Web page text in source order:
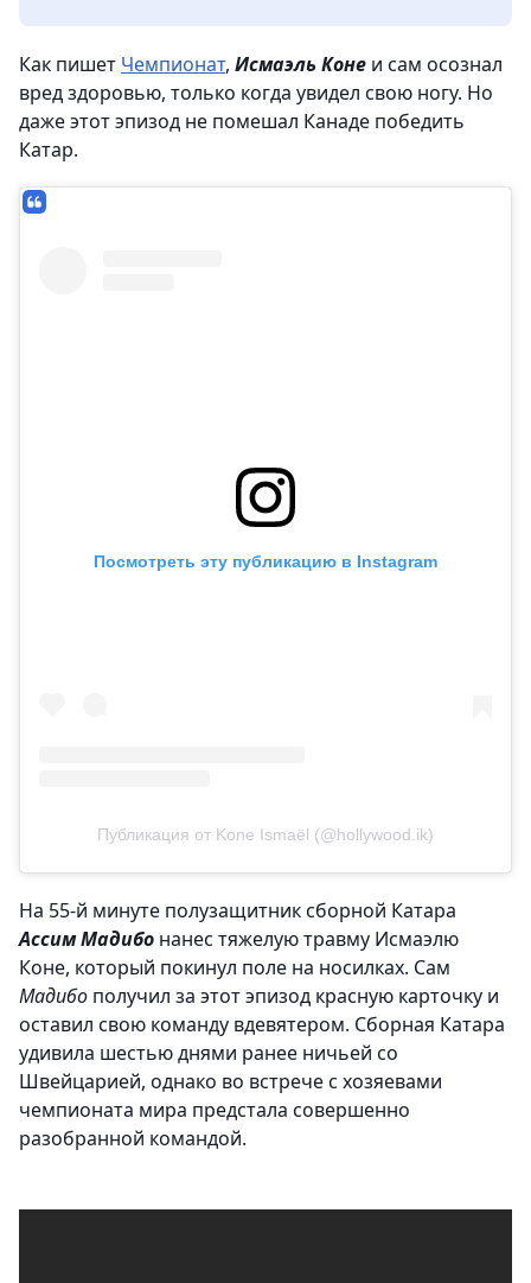
Как пишет Чемпионат, Исмаэль Коне и сам осознал
вред здоровью, только когда увидел свою ногу. Но
даже этот эпизод не помешал Канаде победить
Катар.
Посмотреть эту публикацию в Instagram
Публикация от Kone Ismaël (@hollywood.ik)
На 55-й минуте полузащитник сборной Катара
Ассим Мадибо нанес тяжелую травму Исмаэлю
Коне, который покинул поле на носилках. Сам
Мадибо получил за этот эпизод красную карточку и
оставил свою команду вдевятером. Сборная Катара
удивила шестью днями ранее ничьей со
Швейцарией, однако во встрече с хозяевами
чемпионата мира предстала совершенно
разобранной командой.